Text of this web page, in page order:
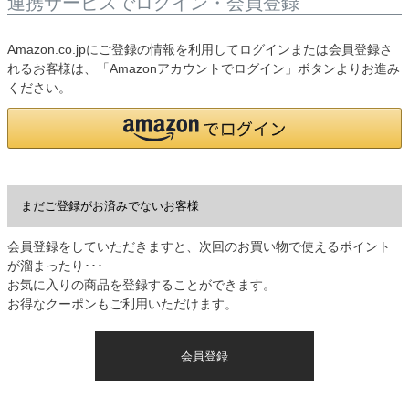
Amazon.co.jpにご登録の情報を利用してログインまたは会員登録さ
れるお客様は、「Amazonアカウントでログイン」ボタンよりお進み
ください。
まだご登録がお済みでないお客様
会員登録をしていただきますと、次回のお買い物で使えるポイント
が溜まったり･･･
お気に入りの商品を登録することができます。
お得なクーポンもご利用いただけます。
会員登録